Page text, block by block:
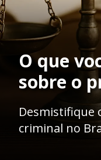
O que
sobre o
Desmistifique
criminal no